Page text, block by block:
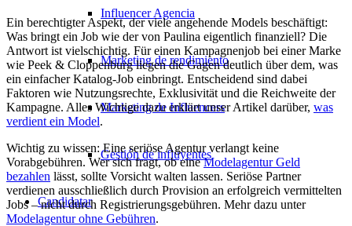
Influencer Agencia
Marketing de rendimiento
Marketing de Influencers
Gestión de influyentes
Candidatar
Ein berechtigter Aspekt, der viele angehende Models beschäftigt:
Was bringt ein Job wie der von Paulina eigentlich finanziell? Die
Antwort ist vielschichtig. Für einen Kampagnenjob bei einer Marke
wie Peek & Cloppenburg liegen die Gagen deutlich über dem, was
ein einfacher Katalog-Job einbringt. Entscheidend sind dabei
Faktoren wie Nutzungsrechte, Exklusivität und die Reichweite der
Kampagne. Alles Wichtige dazu erklärt unser Artikel darüber, was
verdient ein Model.
Wichtig zu wissen: Eine seriöse Agentur verlangt keine
Vorabgebühren. Wer sich fragt, ob eineModelagentur Geld
bezahlen lässt, sollte Vorsicht walten lassen. Seriöse Partner
verdienen ausschließlich durch Provision an erfolgreich vermittelten
Jobs – nicht durch Registrierungsgebühren. Mehr dazu unter
Modelagentur ohne Gebühren.